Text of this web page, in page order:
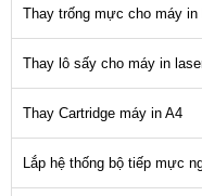
Thay trống mực cho máy in
Thay lô sấy cho máy in
Thay Cartridge máy in A4
Lắp hệ thống bộ tiếp mực